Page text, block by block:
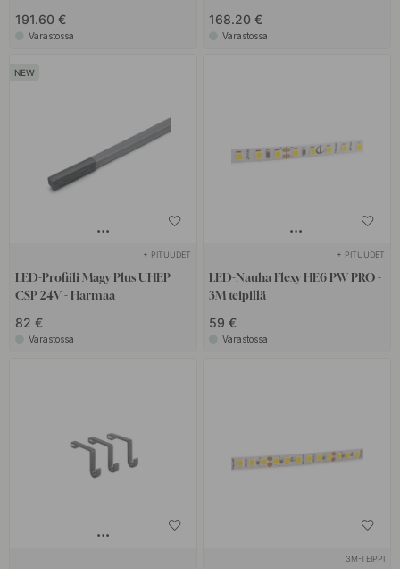
191.60 €
Varastossa
168.20 €
Varastossa
+ PITUUDET
LED-Profiili Magy Plus UHEP
CSP 24V - Harmaa
82 €
Varastossa
+ PITUUDET
LED-Nauha Flexy HE6 PW PRO -
3M teipillä
59 €
Varastossa
3M-TEIPPI